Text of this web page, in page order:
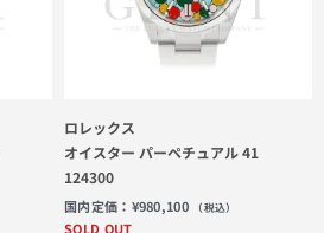
ロレックス
オイスター パーペチュアル 41
124300
国内定価： ¥980,100 （税込）
SOLD OUT